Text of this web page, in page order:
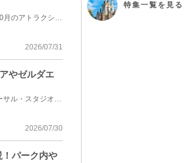
富士急ハイランドのアトラクション休止スケジュール情報まとめ！2026年8月から10月のアトラクションの休...
2026/07/31
やゼルダエ
スーパーニンテンドーワールドの成功や海外ゲストの増加で波に乗っているユニバーサル・スタジオ・ジャ...
2026/07/30
パーク内や
特集一覧を見る